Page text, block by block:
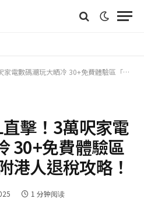
大晒冷 30+免費體驗區「試啱先買」 附港人退稅攻略！
擊！3萬呎家電
30+免費體驗區
港人退稅攻略！
1 分钟阅读